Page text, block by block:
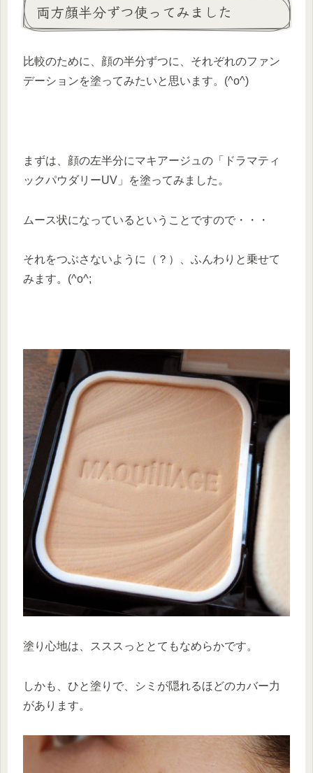
両方顔半分ずつ使ってみました
比較のために、顔の半分ずつに、それぞれのファン
デーションを塗ってみたいと思います。(^o^)
まずは、顔の左半分にマキアージュの「ドラマティ
ックパウダリーUV」を塗ってみました。
ムース状になっているということですので・・・
それをつぶさないように（？）、ふんわりと乗せて
みます。(^o^;
塗り心地は、スススっととてもなめらかです。
しかも、ひと塗りで、シミが隠れるほどのカバー力
があります。